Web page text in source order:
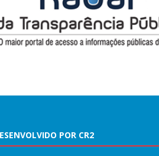
POR CR2